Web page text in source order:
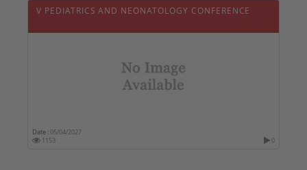
V PEDIATRICS AND NEONATOLOGY CONFERENCE
Date :05/04/2027
1153
0